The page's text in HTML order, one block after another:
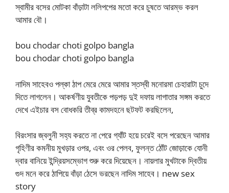
স্বামীর বসের মোটকা বাঁড়াটা ললিপপের মতো করে চুষতে আরম্ভ করল
আমার বৌ।
bou chodar choti golpo bangla
bou chodar choti golpo bangla
নাদিম সাহেবও পল্কা ঠাপ মেরে মেরে আমার স্তস্বী মনোরমা চেহারাটা চুদে
দিতে লাগলেন। আকর্ষণীয় যুবতীকে পড়পড় দুই দফায় লাগাতার সঙ্গম করতে
দেখে এইচার বস বোধকরি তীব্র কামদহনে ছটফট করছিলেন,
বিরংসার জ্বলুনী সহ্য করতে না পেরে গ্যাঁট হয়ে চরেই বসে পরেছেন আমার
গৃহিণীর কমনীয় মুখড়ার ওপর, এবং ওর পেলব, ফুলন্ত ঠোঁট জোড়াকে যোনী
দ্বার বানিয়ে ইন্দ্রিয়সম্ভোগ শুরু করে দিয়েছেন। নায়লার মুখটাকে দ্বিতীয়
গুদ মনে করে ঠাপিয়ে বাঁড়া ঠেসে ভরছেন নাদিম সাহেব। new sex
story